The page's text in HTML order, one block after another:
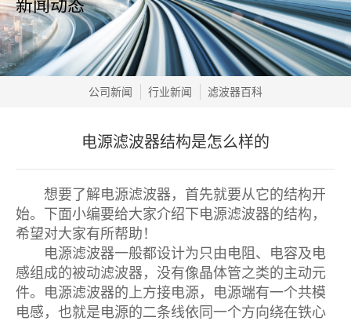
新闻动态
公司新闻 行业新闻 滤波器百科
电源滤波器结构是怎么样的
想要了解电源滤波器，首先就要从它的结构开
始。下面小编要给大家介绍下电源滤波器的结构，
希望对大家有所帮助！
电源滤波器一般都设计为只由电阻、电容及电
感组成的被动滤波器，没有像晶体管之类的主动元
件。电源滤波器的上方接电源，电源端有一个共模
电感，也就是电源的二条线依同一个方向绕在铁心